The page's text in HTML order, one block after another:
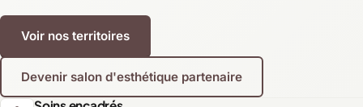
Voir nos territoires
Devenir salon d'esthétique partenaire